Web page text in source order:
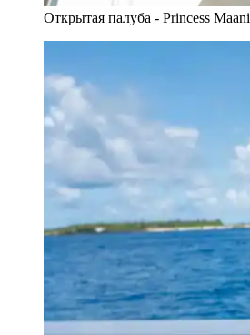
Открытая палуба - Princess Maani